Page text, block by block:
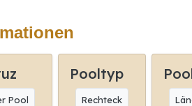
Pool
Pooltyp
Rechteck